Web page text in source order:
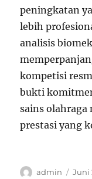
peningkatan
lebih
analisis
kompetisi
bukti
sains
prestasi yang
Author
admin Juni